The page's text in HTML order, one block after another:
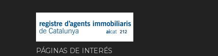
PÁGINAS DE INTERÉS